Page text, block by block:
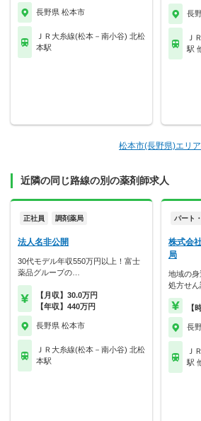
長野県 松本市
ＪＲ大糸線(松本－南小谷) 北松
本駅
長
Ｊ
駅
松本市(長野県)エリ
近隣の同じ路線の別の薬剤師求人
正社員 調剤薬局
法人名非公開
30代モデル年収550万円以上！富士
薬品グループの…
【月収】30.0万円
【年収】440万円
長野県 松本市
ＪＲ大糸線(松本－南小谷) 北松
本駅
パート
株式会
局
地域の身
処方せ
【
長
Ｊ
駅